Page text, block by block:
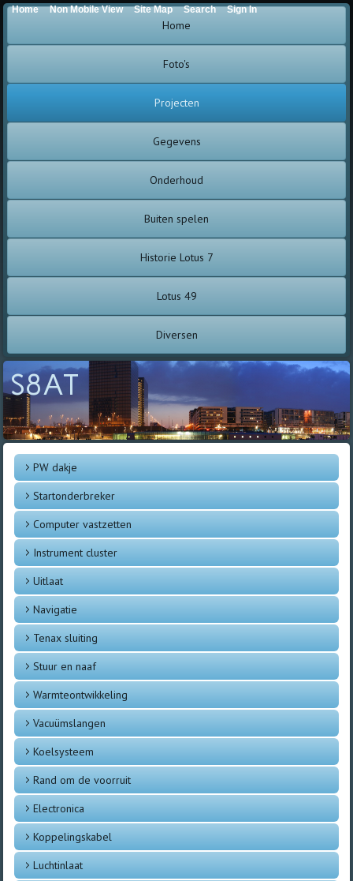
Home
Foto's
Projecten
Gegevens
Onderhoud
Buiten spelen
Historie Lotus 7
Lotus 49
Diversen
S8AT
PW dakje
Startonderbreker
Computer vastzetten
Instrument cluster
Uitlaat
Navigatie
Tenax sluiting
Stuur en naaf
Warmteontwikkeling
Vacuümslangen
Koelsysteem
Rand om de voorruit
Electronica
Koppelingskabel
Luchtinlaat
Home Non Mobile View Site Map Search Sign In